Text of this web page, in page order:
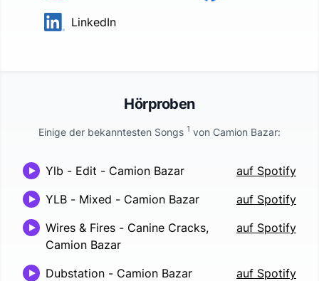
LinkedIn
Hörproben
Einige der bekanntesten Songs 1 von Camion Bazar:
Ylb - Edit - Camion Bazar
auf Spotify
YLB - Mixed - Camion Bazar
auf Spotify
Wires & Fires - Canine Cracks,
Camion Bazar
auf Spotify
Dubstation - Camion Bazar
auf Spotify